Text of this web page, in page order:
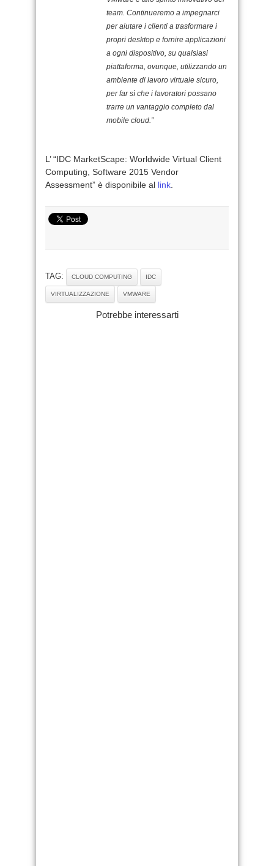
team. Continueremo a impegnarci
per aiutare i clienti a trasformare i
propri desktop e fornire applicazioni
a ogni dispositivo, su qualsiasi
piattaforma, ovunque, utilizzando un
ambiente di lavoro virtuale sicuro,
per far sì che i lavoratori possano
trarre un vantaggio completo dal
mobile cloud.”
L’ “IDC MarketScape: Worldwide Virtual Client
Computing, Software 2015 Vendor
Assessment” è disponibile al link
TAG: CLOUD COMPUTING IDC
VIRTUALIZZAZIONE VMWARE
Potrebbe interessarti